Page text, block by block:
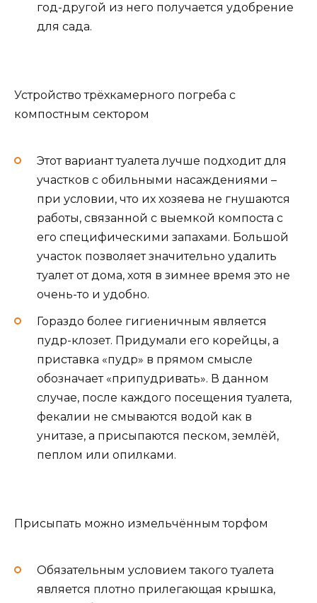
год-другой из него получается удобрение
для сада.
Устройство трёхкамерного погреба с
компостным сектором
Этот вариант туалета лучше подходит для
участков с обильными насаждениями –
при условии, что их хозяева не гнушаются
работы, связанной с выемкой компоста с
его специфическими запахами. Большой
участок позволяет значительно удалить
туалет от дома, хотя в зимнее время это не
очень-то и удобно.
Гораздо более гигиеничным является
пудр-клозет. Придумали его корейцы, а
приставка «пудр» в прямом смысле
обозначает «припудривать». В данном
случае, после каждого посещения туалета,
фекалии не смываются водой как в
унитазе, а присыпаются песком, землёй,
пеплом или опилками.
Присыпать можно измельчённым торфом
Обязательным условием такого туалета
является плотно прилегающая крышка,